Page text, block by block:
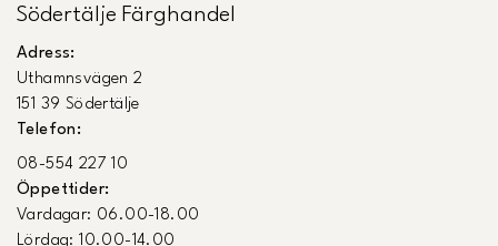
Södertälje Färghandel
Adress:
Uthamnsvägen 2
151 39 Södertälje
Telefon:
08-554 227 10
Öppettider:
Vardagar: 06.00-18.00
Lördag: 10.00-14.00